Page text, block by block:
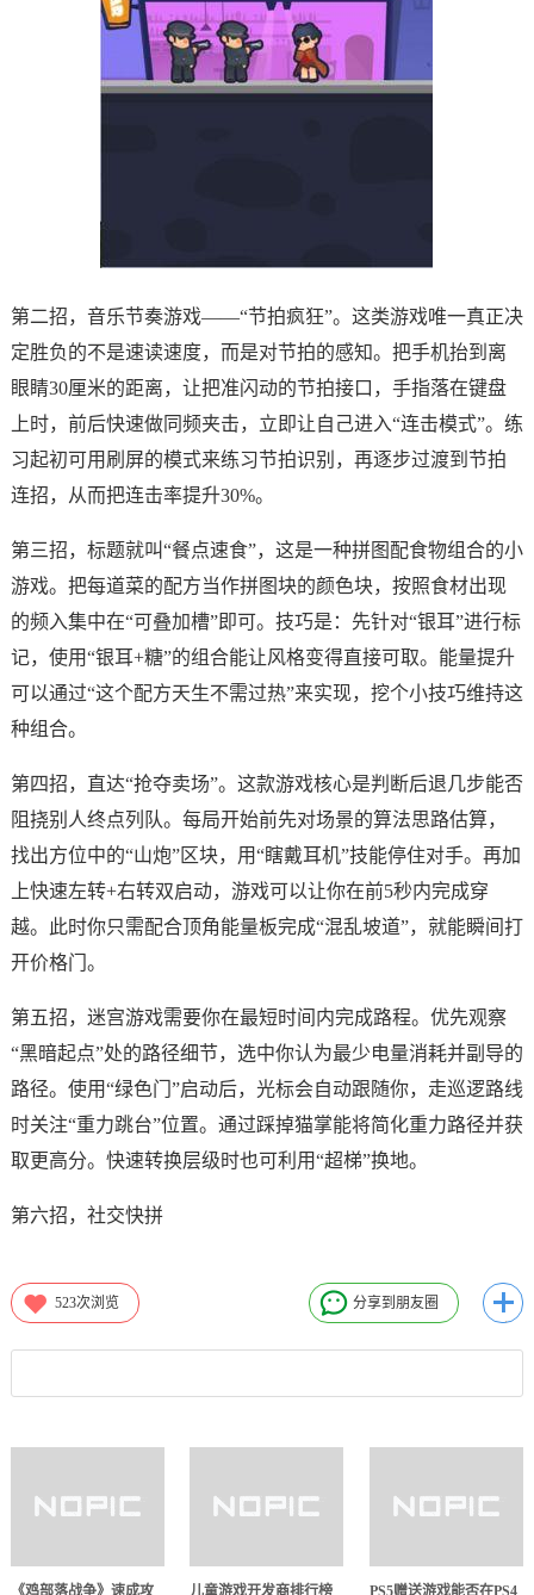
第二招，音乐节奏游戏——“节拍疯狂”。这类游戏唯一真正决
定胜负的不是速读速度，而是对节拍的感知。把手机抬到离
眼睛30厘米的距离，让把准闪动的节拍接口，手指落在键盘
上时，前后快速做同频夹击，立即让自己进入“连击模式”。练
习起初可用刷屏的模式来练习节拍识别，再逐步过渡到节拍
连招，从而把连击率提升30%。
第三招，标题就叫“餐点速食”，这是一种拼图配食物组合的小
游戏。把每道菜的配方当作拼图块的颜色块，按照食材出现
的频入集中在“可叠加槽”即可。技巧是：先针对“银耳”进行标
记，使用“银耳+糖”的组合能让风格变得直接可取。能量提升
可以通过“这个配方天生不需过热”来实现，挖个小技巧维持这
种组合。
第四招，直达“抢夺卖场”。这款游戏核心是判断后退几步能否
阻挠别人终点列队。每局开始前先对场景的算法思路估算，
找出方位中的“山炮”区块，用“瞎戴耳机”技能停住对手。再加
上快速左转+右转双启动，游戏可以让你在前5秒内完成穿
越。此时你只需配合顶角能量板完成“混乱坡道”，就能瞬间打
开价格门。
第五招，迷宫游戏需要你在最短时间内完成路程。优先观察
“黑暗起点”处的路径细节，选中你认为最少电量消耗并副导的
路径。使用“绿色门”启动后，光标会自动跟随你，走巡逻路线
时关注“重力跳台”位置。通过踩掉猫掌能将简化重力路径并获
取更高分。快速转换层级时也可利用“超梯”换地。
第六招，社交快拼
523次浏览 分享到朋友圈
《鸡部落战争》速成攻 儿童游戏开发商排行榜 PS5赠送游戏能否在PS4